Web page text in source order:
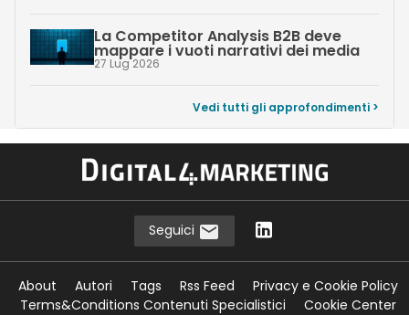
La Competitor Analysis B2B deve
mappare i vuoti narrativi dei media
27 Lug 2026
Vedi tutti gli approfondimenti >
Seguici
About Autori Tags Rss Feed
Privacy e Cookie Policy
Terms&Conditions Contenuti Specialistici
Cookie Center